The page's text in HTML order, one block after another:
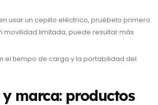
usar un cepillo eléctrico, pruébelo primero.
movilidad limitada, puede resultar más
el tiempo de carga y la portabilidad del
y marca: productos